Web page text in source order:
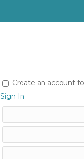
Create an account
Sign In